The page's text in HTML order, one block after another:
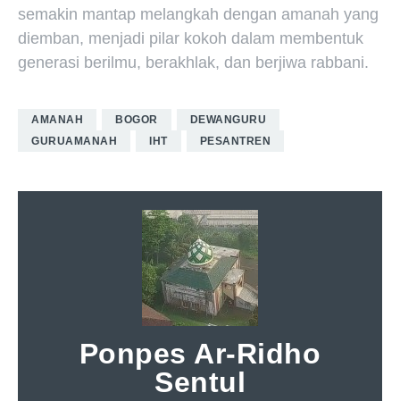
semakin mantap melangkah dengan amanah yang
diemban, menjadi pilar kokoh dalam membentuk
generasi berilmu, berakhlak, dan berjiwa rabbani.
AMANAH BOGOR
DEWANGURU
GURUAMANAH
IHT PESANTREN
Ponpes Ar-Ridho
Sentul